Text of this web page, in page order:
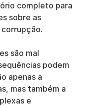
completo para
sobre as
são mal
podem
apenas a
mas também a
e